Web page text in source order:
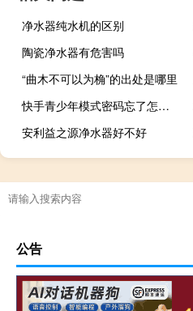
净水器纯水机的区别
陶瓷净水器有危害吗
“曲木不可以为桷”的出处是哪里
快手青少年模式密码忘了怎么解锁
安利益之源净水器好不好
公告